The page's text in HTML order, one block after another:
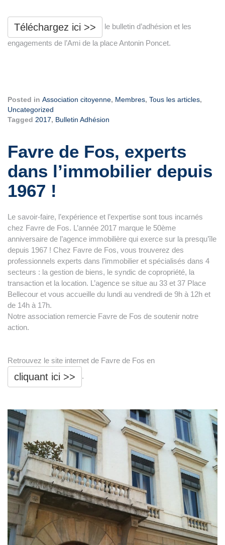
Téléchargez ici >>
le bulletin d’adhésion et les
engagements de l’Ami de la place Antonin Poncet.
Posted in Association citoyenne, Membres, Tous les articles,
Uncategorized
Tagged 2017, Bulletin Adhésion
Favre de Fos, experts
dans l’immobilier depuis
1967 !
Le savoir-faire, l’expérience et l’expertise sont tous incarnés
chez Favre de Fos. L’année 2017 marque le 50ème
anniversaire de l’agence immobilière qui exerce sur la presqu’île
depuis 1967 ! Chez Favre de Fos, vous trouverez des
professionnels experts dans l’immobilier et spécialisés dans 4
secteurs : la gestion de biens, le syndic de copropriété, la
transaction et la location. L’agence se situe au 33 et 37 Place
Bellecour et vous accueille du lundi au vendredi de 9h à 12h et
de 14h à 17h.
Notre association remercie Favre de Fos de soutenir notre
action.
Retrouvez le site internet de Favre de Fos en
cliquant ici >> .